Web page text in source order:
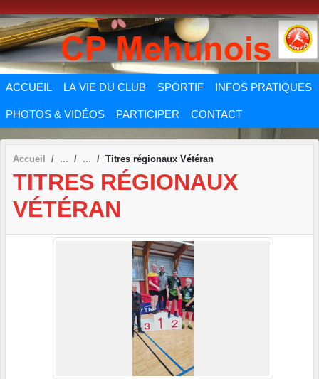
ACCUEIL LA VIE DU CLUB SPORTIF INFOS PRATIQUES
PHOTOS & VIDÉOS PARTICIPER CONTACT
Accueil Titres régionaux Vétéran
TITRES RÉGIONAUX
VÉTÉRAN